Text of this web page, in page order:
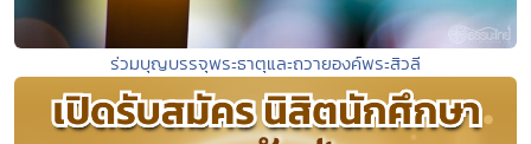
ร่วมบุญบรรจุพระธาตุและถวายองค์พระสิวลี